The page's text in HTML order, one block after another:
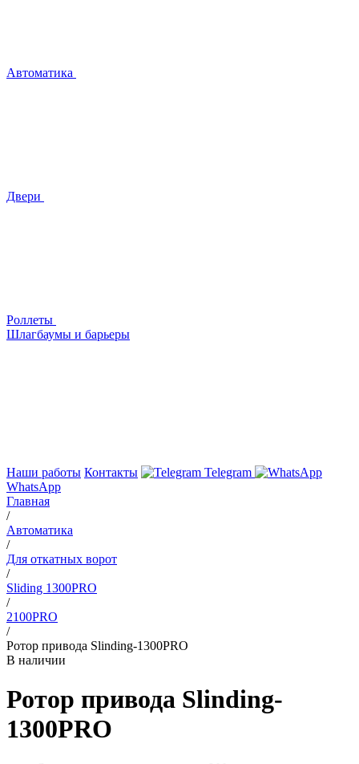
Автоматика
Двери
Роллеты
Шлагбаумы и барьеры
Наши работы Контакты
Telegram
WhatsApp
Главная
/
Автоматика
/
Для откатных ворот
/
Sliding 1300PRO
/
2100PRO
/
Ротор привода Slinding-1300PRO
В наличии
Ротор привода Slinding-
1300PRO